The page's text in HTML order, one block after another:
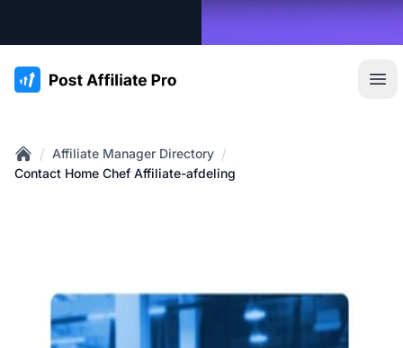
:site.title
Home
/ Affiliate Manager Directory /
Contact Home Chef Affiliate-afdeling